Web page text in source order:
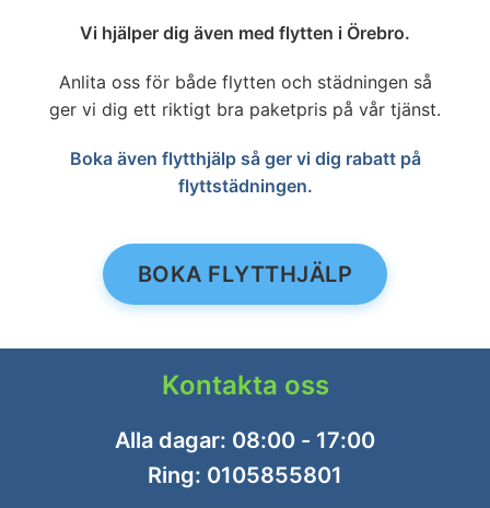
Vi hjälper dig även med flytten i Örebro.
Anlita oss för både flytten och städningen så
ger vi dig ett riktigt bra paketpris på vår tjänst.
Boka även flytthjälp så ger vi dig rabatt på
flyttstädningen.
BOKA FLYTTHJÄLP
Kontakta oss
Alla dagar: 08:00 - 17:00
Ring: 0105855801